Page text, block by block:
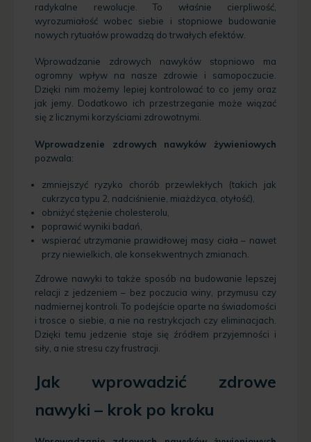
radykalne rewolucje. To właśnie cierpliwość,
wyrozumiałość wobec siebie i stopniowe budowanie
nowych rytuałów prowadzą do trwałych efektów.
Wprowadzanie zdrowych nawyków stopniowo ma
ogromny wpływ na nasze zdrowie i samopoczucie.
Dzięki nim możemy lepiej kontrolować to co jemy oraz
jak jemy. Dodatkowo ich przestrzeganie może wiązać
się z licznymi korzyściami zdrowotnymi.
Wprowadzenie zdrowych nawyków żywieniowych
pozwala:
zmniejszyć ryzyko chorób przewlekłych (takich jak
cukrzyca typu 2, nadciśnienie, miażdżyca, otyłość),
obniżyć stężenie cholesterolu,
poprawić wyniki badań,
wspierać utrzymanie prawidłowej masy ciała – nawet
przy niewielkich, ale konsekwentnych zmianach.
Zdrowe nawyki to także sposób na budowanie lepszej
relacji z jedzeniem – bez poczucia winy, przymusu czy
nadmiernej kontroli. To podejście oparte na świadomości
i trosce o siebie, a nie na restrykcjach czy eliminacjach.
Dzięki temu jedzenie staje się źródłem przyjemności i
siły, a nie stresu czy frustracji.
Jak wprowadzić zdrowe
nawyki – krok po kroku